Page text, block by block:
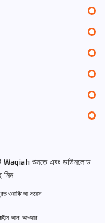
Waqiah শুনতে এবং ডাউনলোড